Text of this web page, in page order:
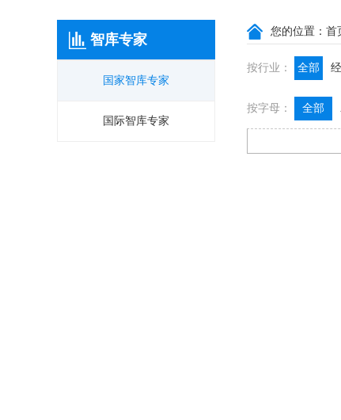
智库专家
国家智库专家
国际智库专家
您的位置： 首
按行业： 全部
膳食养
按字母： 全部